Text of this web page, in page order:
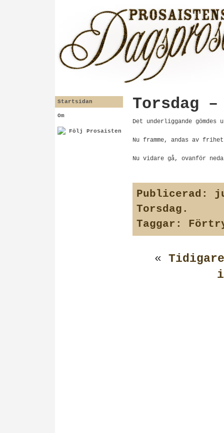
Startsidan
Om
Följ Prosaisten
Torsdag –
Det underliggande gömdes
Nu framme, andas av
Nu vidare gå, ovanför
Publicerad:
Torsdag .
Taggar:
«